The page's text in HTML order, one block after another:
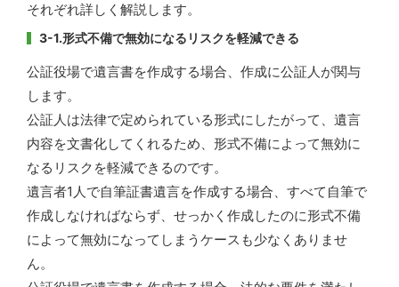
それぞれ詳しく解説します。
3-1.形式不備で無効になるリスクを軽減できる
公証役場で遺言書を作成する場合、作成に公証人が関与
します。
公証人は法律で定められている形式にしたがって、遺言
内容を文書化してくれるため、形式不備によって無効に
なるリスクを軽減できるのです。
遺言者1人で自筆証書遺言を作成する場合、すべて自筆で
作成しなければならず、せっかく作成したのに形式不備
によって無効になってしまうケースも少なくありませ
ん。